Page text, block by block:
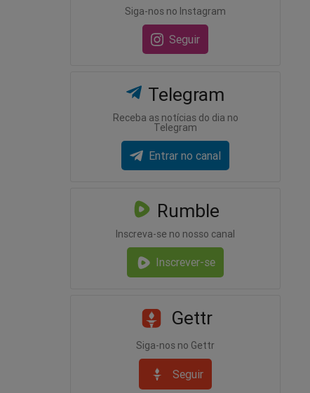
Siga-nos no Instagram
Seguir
Telegram
Receba as notícias do dia no
Telegram
Entrar no canal
Rumble
Inscreva-se no nosso canal
Inscrever-se
Gettr
Siga-nos no Gettr
Seguir